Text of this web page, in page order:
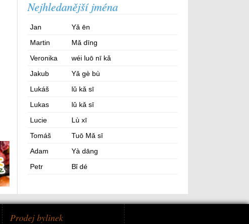
Nejhledanější jména
Jan
Yǎ ēn
Martin
Mǎ dīng
Veronika
wéi luō nī kǎ
Jakub
Yǎ gè bù
Lukáš
lǔ kǎ sī
Lukas
lǔ kǎ sī
Lucie
Lù xī
Tomáš
Tuō Mǎ sī
Adam
Yà dāng
Petr
Bǐ dé
Prodej bylinek